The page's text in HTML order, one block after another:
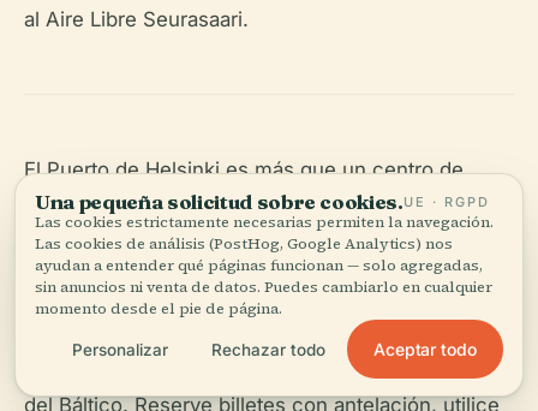
al Aire Libre Seurasaari.
El Puerto de Helsinki es más que un centro de
tránsito: es un centro cultural e histórico dinámico
que encarna el patrimonio marítimo y la innovación
moderna de Finlandia. Con instalaciones de última
generación, accesibilidad y una gran cantidad de
atracciones cercanas, el puerto es el punto de
partida perfecto para explorar Helsinki y la región
del Báltico. Reserve billetes con antelación, utilice
Una pequeña solicitud sobre cookies.UE · RGPD
Las cookies estrictamente necesarias permiten la navegación.
Las cookies de análisis (PostHog, Google Analytics) nos
ayudan a entender qué páginas funcionan — solo agregadas,
sin anuncios ni venta de datos. Puedes cambiarlo en cualquier
momento desde el pie de página.
Personalizar Rechazar todo Aceptar todo